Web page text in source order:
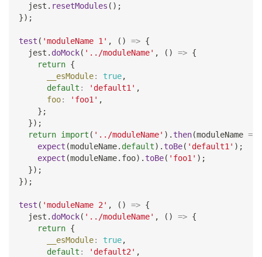
  jest
. resetModules ( ) ;
}) ;
test ( 'moduleName 1' , ( ) => {
  jest
. doMock( '../moduleName' , ( ) => {
return {
__esModule: true,
default : 'default1' ,
foo: 'foo1' ,
} ;
}) ;
return import ( '../moduleName' ) . then(moduleName =>
expect (moduleName. default) . toBe( 'default1' ) ;
expect (moduleName. foo) . toBe( 'foo1' ) ;
}) ;
}) ;
test ( 'moduleName 2' , ( ) => {
  jest
. doMock( '../moduleName' , ( ) => {
return {
__esModule: true,
default : 'default2' ,